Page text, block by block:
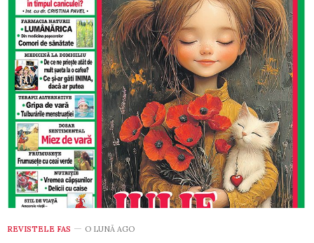
REVISTELE FAS O LUNĂ AGO